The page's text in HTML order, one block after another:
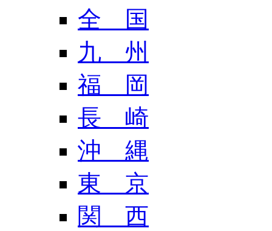
全 国
九 州
福 岡
長 崎
沖 縄
東 京
関 西